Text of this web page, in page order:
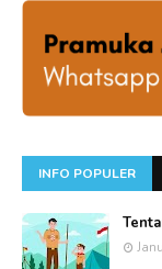
INFO POPULER